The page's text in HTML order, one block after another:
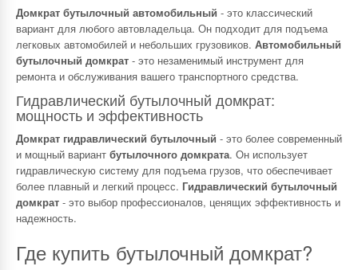
Домкрат бутылочный автомобильный - это классический
вариант для любого автовладельца. Он подходит для подъема
легковых автомобилей и небольших грузовиков. Автомобильный
бутылочный домкрат - это незаменимый инструмент для
ремонта и обслуживания вашего транспортного средства.
Гидравлический бутылочный домкрат:
мощность и эффективность
Домкрат гидравлический бутылочный - это более современный
и мощный вариант бутылочного домкрата. Он использует
гидравлическую систему для подъема грузов, что обеспечивает
более плавный и легкий процесс. Гидравлический бутылочный
домкрат - это выбор профессионалов, ценящих эффективность и
надежность.
Где купить бутылочный домкрат?